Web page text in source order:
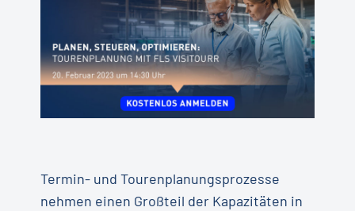
Termin- und Tourenplanungsprozesse
nehmen einen Großteil der Kapazitäten in